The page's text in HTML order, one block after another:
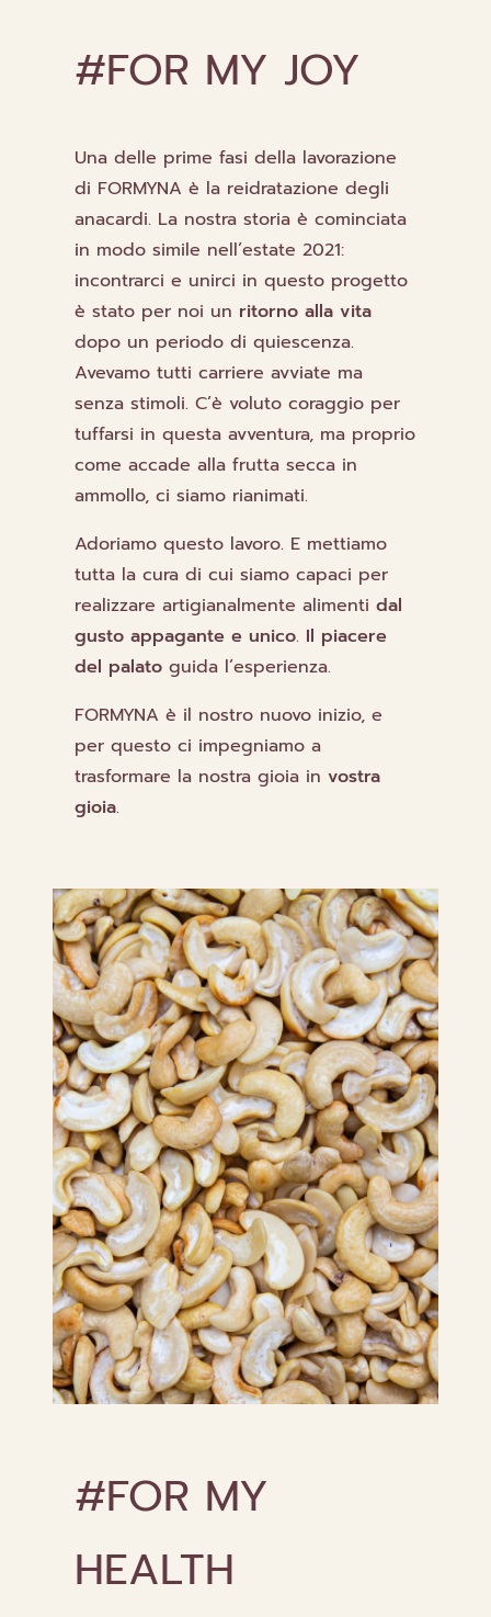
#FOR MY JOY
Una delle prime fasi della lavorazione
di FORMYNA è la reidratazione degli
anacardi. La nostra storia è cominciata
in modo simile nell’estate 2021:
incontrarci e unirci in questo progetto
è stato per noi un ritorno alla vita
dopo un periodo di quiescenza.
Avevamo tutti carriere avviate ma
senza stimoli. C’è voluto coraggio per
tuffarsi in questa avventura, ma proprio
come accade alla frutta secca in
ammollo, ci siamo rianimati.
Adoriamo questo lavoro. E mettiamo
tutta la cura di cui siamo capaci per
realizzare artigianalmente alimenti dal
gusto appagante e unico. Il piacere
del palato guida l’esperienza.
FORMYNA è il nostro nuovo inizio, e
per questo ci impegniamo a
trasformare la nostra gioia in vostra
gioia.
#FOR MY
HEALTH